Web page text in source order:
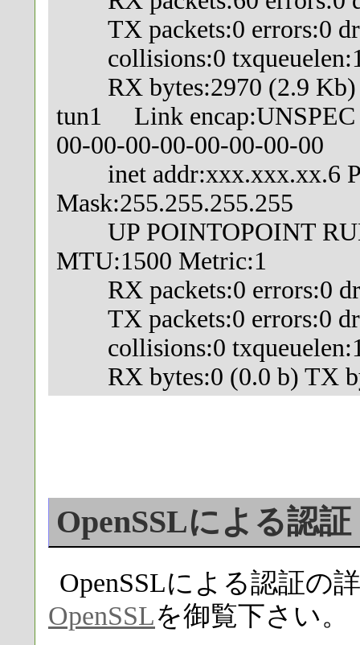
TX packets:0 errors:0
collisions:0
RX bytes:2970 (2.9 Kb)
tun1 Link encap:UNSPEC
00-00-00-00-00-00-00-00
inet addr:xxx.xxx.xx.6
Mask:255.255.255.255
UP POINTOPOINT
MTU:1500 Metric:1
RX packets:0 errors:0
TX packets:0 errors:0
collisions:0
RX bytes:0 (0.0 b) TX
OpenSSLによ
OpenSSLによる認証の
OpenSSLを御覧下さい。